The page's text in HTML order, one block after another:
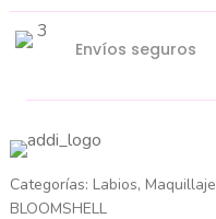
Envíos seguros
Categorías: Labios, Maquillaje
BLOOMSHELL